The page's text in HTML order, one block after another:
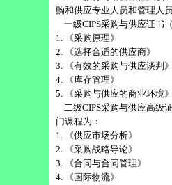
购和供应专业人员和管理人
一级CIPS采购与供应证书
1. 《采购原理》
2. 《选择合适的供应商》
3. 《有效的采购与供应谈判
4. 《库存管理》
5. 《采购与供应的商业环境
二级CIPS采购与供应高级
门课程为：
1. 《供应市场分析》
2. 《采购战略导论》
3. 《合同与合同管理》
4. 《国际物流》